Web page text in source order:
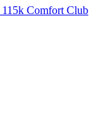
Comfort Club